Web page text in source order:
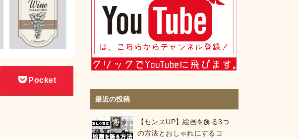
Pocket
最近の投稿
【センスUP】絵画を飾る3つ
の方法とおしゃれにするコ